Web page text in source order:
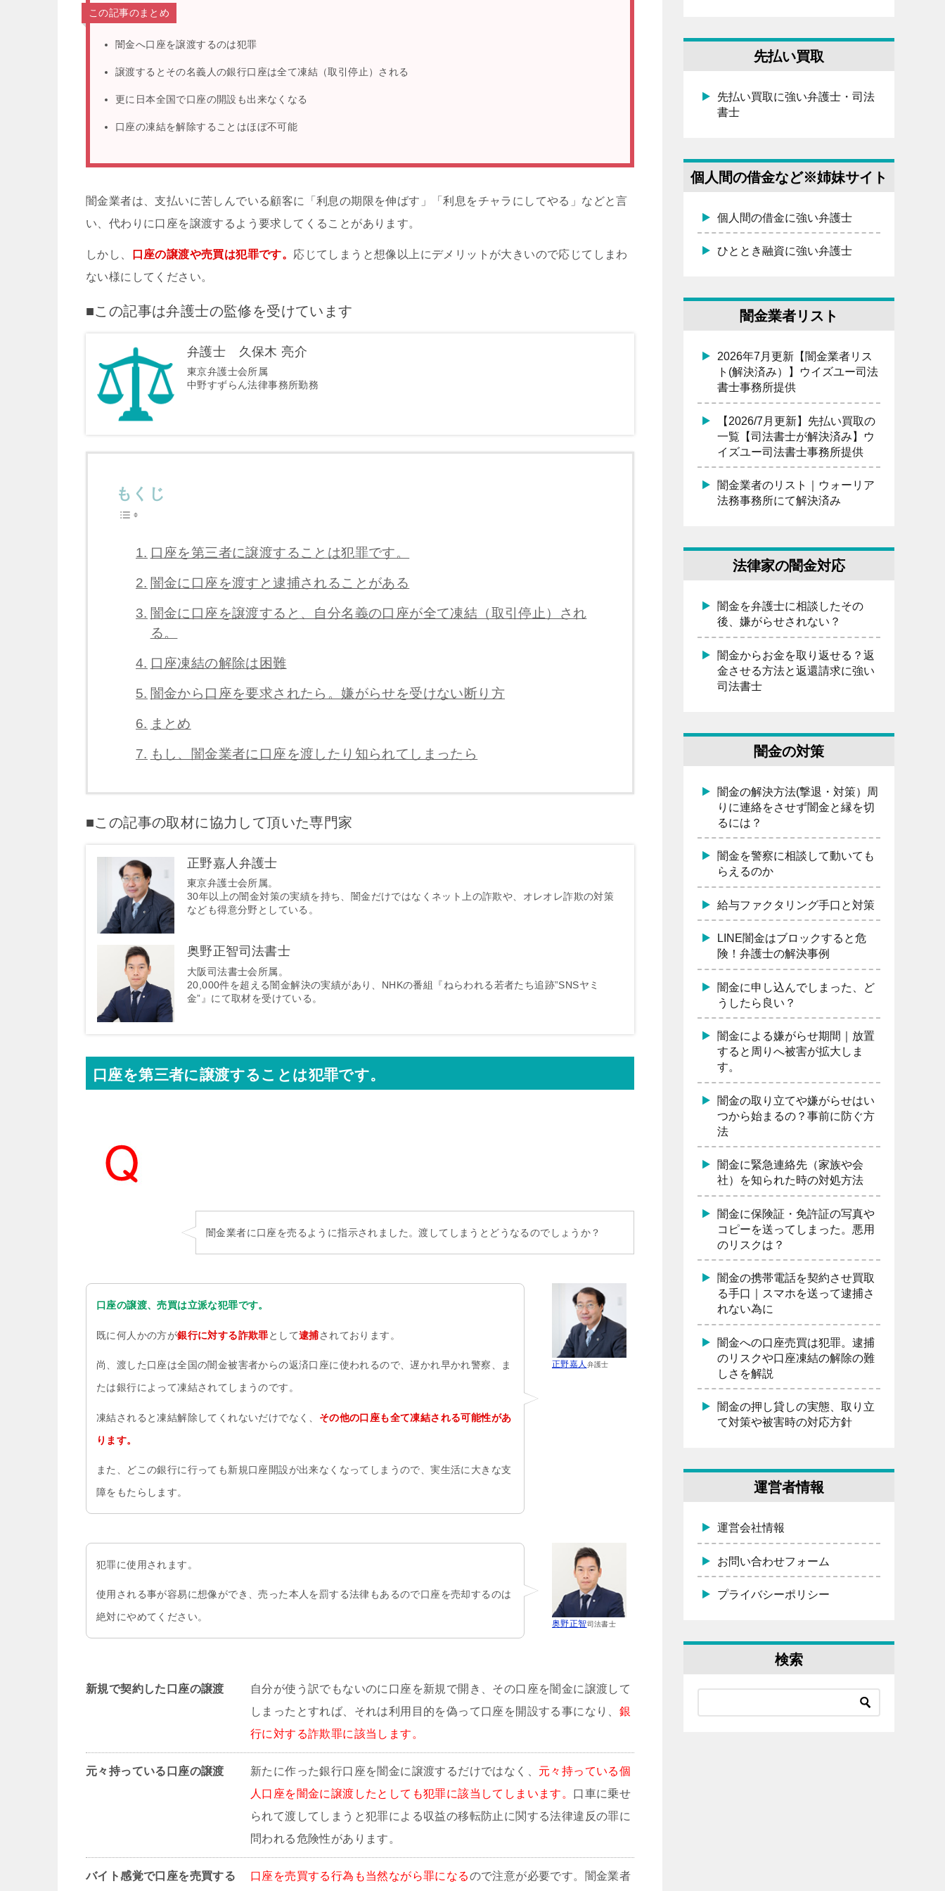
この記事のまとめ
闇金へ口座を譲渡するのは犯罪
譲渡するとその名義人の銀行口座は全て凍結（取引停止）される
更に日本全国で口座の開設も出来なくなる
口座の凍結を解除することはほぼ不可能
闇金業者は、支払いに苦しんでいる顧客に「利息の期限を伸ばす」「利息をチャラにしてやる」などと言
い、代わりに口座を譲渡するよう要求してくることがあります。
しかし、 口座の譲渡や売買は犯罪です。 応じてしまうと想像以上にデメリットが大きいので応じてしまわ
ない様にしてください。
■この記事は弁護士の監修を受けています
弁護士 久保木 亮介
東京弁護士会所属
中野すずらん法律事務所勤務
もくじ
口座を第三者に譲渡することは犯罪です。
闇金に口座を渡すと逮捕されることがある
闇金に口座を譲渡すると、自分名義の口座が全て凍結（取引停止）され
る。
口座凍結の解除は困難
闇金から口座を要求されたら。嫌がらせを受けない断り方
まとめ
もし、闇金業者に口座を渡したり知られてしまったら
■この記事の取材に協力して頂いた専門家
正野嘉人弁護士
東京弁護士会所属。
30年以上の闇金対策の実績を持ち、闇金だけではなくネット上の詐欺や、オレオレ詐欺の対策
なども得意分野としている。
奥野正智司法書士
大阪司法書士会所属。
20,000件を超える闇金解決の実績があり、NHKの番組『ねらわれる若者たち追跡”SNSヤミ
金”』にて取材を受けている。
口座を第三者に譲渡することは犯罪です。
闇金業者に口座を売るように指示されました。渡してしまうとどうなるのでしょうか？
正野嘉人 弁護士
口座の譲渡、売買は立派な犯罪です。
既に何人かの方が銀行に対する詐欺罪として逮捕されております。
尚、渡した口座は全国の闇金被害者からの返済口座に使われるので、遅かれ早かれ警察、ま
たは銀行によって凍結されてしまうのです。
凍結されると凍結解除してくれないだけでなく、 その他の口座も全て凍結される可能性があ
ります。
また、どこの銀行に行っても新規口座開設が出来なくなってしまうので、実生活に大きな支
障をもたらします。
奥野正智司法書士
犯罪に使用されます。
使用される事が容易に想像ができ、売った本人を罰する法律もあるので口座を売却するのは
絶対にやめてください。
新規で契約した口座の譲渡
自分が使う訳でもないのに口座を新規で開き、その口座を闇金に譲渡して
しまったとすれば、それは利用目的を偽って口座を開設する事になり、 銀
行に対する詐欺罪に該当します。
元々持っている口座の譲渡 新たに作った銀行口座を闇金に譲渡するだけではなく、 元々持っている個
人口座を闇金に譲渡したとしても犯罪に該当してしまいます。 口車に乗せ
られて渡してしまうと犯罪による収益の移転防止に関する法律違反の罪に
問われる危険性があります。
バイト感覚で口座を売買する 口座を売買する行為も当然ながら罪になるので注意が必要です。闇金業者
先払い買取
先払い買取に強い弁護士・司法
書士
個人間の借金など※姉妹サイト
個人間の借金に強い弁護士
ひととき融資に強い弁護士
闇金業者リスト
2026年7月更新【闇金業者リス
ト(解決済み）】ウイズユー司法
書士事務所提供
【2026/7月更新】先払い買取の
一覧【司法書士が解決済み】ウ
イズユー司法書士事務所提供
闇金業者のリスト｜ウォーリア
法務事務所にて解決済み
法律家の闇金対応
闇金を弁護士に相談したその
後、嫌がらせされない？
闇金からお金を取り返せる？返
金させる方法と返還請求に強い
司法書士
闇金の対策
闇金の解決方法(撃退・対策）周
りに連絡をさせず闇金と縁を切
るには？
闇金を警察に相談して動いても
らえるのか
給与ファクタリング手口と対策
LINE闇金はブロックすると危
険！弁護士の解決事例
闇金に申し込んでしまった、ど
うしたら良い？
闇金による嫌がらせ期間｜放置
すると周りへ被害が拡大しま
す。
闇金の取り立てや嫌がらせはい
つから始まるの？事前に防ぐ方
法
闇金に緊急連絡先（家族や会
社）を知られた時の対処方法
闇金に保険証・免許証の写真や
コピーを送ってしまった。悪用
のリスクは？
闇金の携帯電話を契約させ買取
る手口｜スマホを送って逮捕さ
れない為に
闇金への口座売買は犯罪。逮捕
のリスクや口座凍結の解除の難
しさを解説
闇金の押し貸しの実態、取り立
て対策や被害時の対応方針
運営者情報
運営会社情報
お問い合わせフォーム
プライバシーポリシー
検索